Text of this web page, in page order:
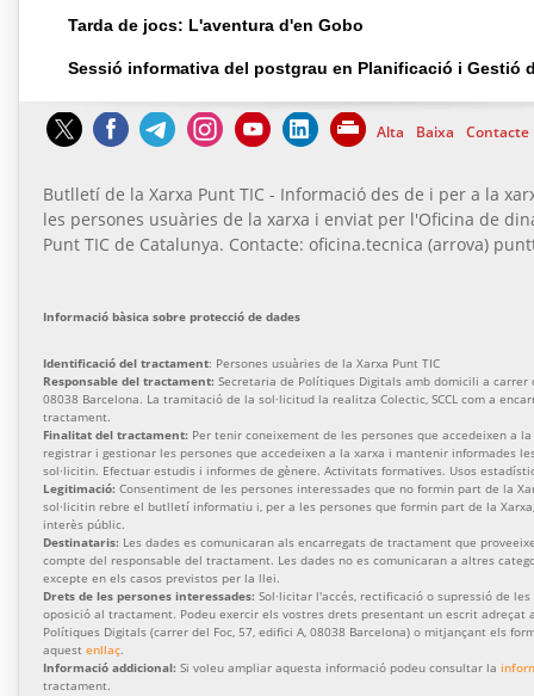
Tarda de jocs: L'aventura d'en Gobo
Sessió informativa del postgrau en Planificació i Gestió
Alta Baixa Contacte
Butlletí de la Xarxa Punt TIC - Informació des de i per a la
les persones usuàries de la xarxa i enviat per l'Oficina de
Punt TIC de Catalunya. Contacte: oficina.tecnica (arrova)
Informació bàsica sobre protecció de dades
Identificació del tractament: Persones usuàries de la Xarxa Punt TIC
Responsable del tractament: Secretaria de Polítiques Digitals amb domicili a carrer
08038 Barcelona. La tramitació de la sol·licitud la realitza Colectic, SCCL com a
tractament.
Finalitat del tractament: Per tenir coneixement de les persones que accedeixen a la
registrar i gestionar les persones que accedeixen a la xarxa i mantenir informades
sol·licitin. Efectuar estudis i informes de gènere. Activitats formatives. Usos
Legitimació: Consentiment de les persones interessades que no formin part de la
sol·licitin rebre el butlletí informatiu i, per a les persones que formin part de la
interès públic.
Destinataris: Les dades es comunicaran als encarregats de tractament que
compte del responsable del tractament. Les dades no es comunicaran a altres
excepte en els casos previstos per la llei.
Drets de les persones interessades: Sol·licitar l'accés, rectificació o supressió de
oposició al tractament. Podeu exercir els vostres drets presentant un escrit adreçat
Polítiques Digitals (carrer del Foc, 57, edifici A, 08038 Barcelona) o mitjançant els
aquest enllaç.
Informació addicional: Si voleu ampliar aquesta informació podeu consultar la
tractament.